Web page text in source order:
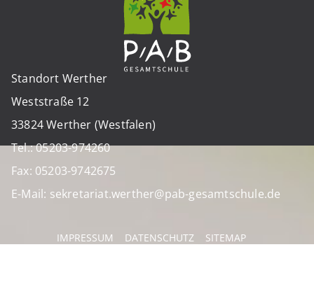
Standort Werther
Weststraße 12
33824 Werther (Westfalen)
Tel.: 05203-974260
Fax: 05203-9742675
E-Mail: sekretariat.werther@pab-gesamtschule.de
IMPRESSUM DATENSCHUTZ SITEMAP